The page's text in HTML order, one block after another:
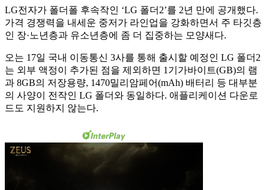
LG전자가 폴더폴 후속작인 ‘LG 폴더2’를 2년 만에 공개했다.
가격 경쟁력을 내세운 중저가 라인업을 강화하면서 주 타깃층
인 장·노년층과 유소년층에 좀 더 집중하는 모양새다.
오는 17일 국내 이동통신 3사를 통해 출시할 예정인 LG 폴더2
는 외부 액정이 추가된 점을 제외하면 1기가바이트(GB)의 램
과 8GB의 저장용량, 1470밀리암페어(mAh) 배터리 등 대부분
의 사양이 전작인 LG 폴더와 동일하다. 애플리케이션 다운로
드도 지원하지 않는다.